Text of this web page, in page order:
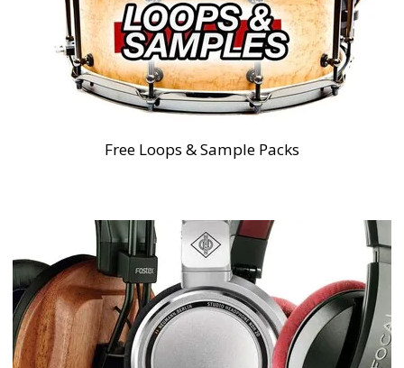
Free Loops & Sample Packs